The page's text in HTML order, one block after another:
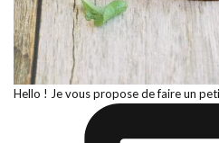
Hello ! Je vous propose de faire un